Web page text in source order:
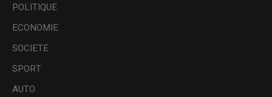
POLITIQUE
ECONOMIE
SOCIETE
SPORT
AUTO